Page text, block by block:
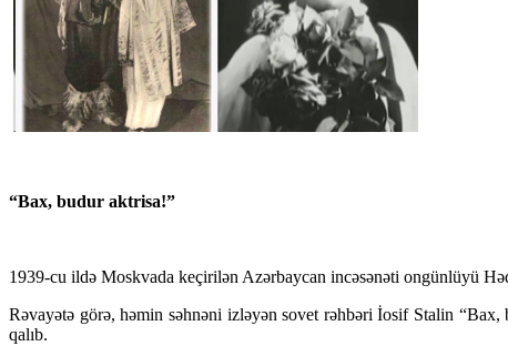
“Bax, budur aktrisa!”
1939-cu ildə Moskvada keçirilən Azərbaycan incəsənəti ongünlüyü
Rəvayətə görə, həmin səhnəni izləyən sovet rəhbəri İosif Stalin
qalıb.